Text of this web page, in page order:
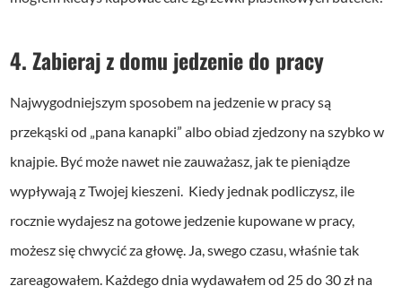
4. Zabieraj z domu jedzenie do pracy
Najwygodniejszym sposobem na jedzenie w pracy są
przekąski od „pana kanapki” albo obiad zjedzony na szybko w
knajpie. Być może nawet nie zauważasz, jak te pieniądze
wypływają z Twojej kieszeni. Kiedy jednak podliczysz, ile
rocznie wydajesz na gotowe jedzenie kupowane w pracy,
możesz się chwycić za głowę. Ja, swego czasu, właśnie tak
zareagowałem. Każdego dnia wydawałem od 25 do 30 zł na